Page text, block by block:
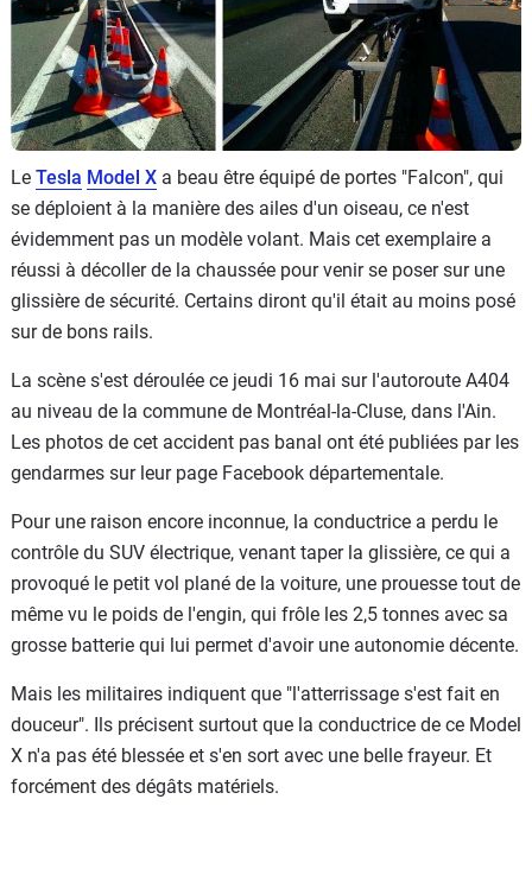
Le Tesla Model X a beau être équipé de portes "Falcon", qui
se déploient à la manière des ailes d'un oiseau, ce n'est
évidemment pas un modèle volant. Mais cet exemplaire a
réussi à décoller de la chaussée pour venir se poser sur une
glissière de sécurité. Certains diront qu'il était au moins posé
sur de bons rails.
La scène s'est déroulée ce jeudi 16 mai sur l'autoroute A404
au niveau de la commune de Montréal-la-Cluse, dans l'Ain.
Les photos de cet accident pas banal ont été publiées par les
gendarmes sur leur page Facebook départementale.
Pour une raison encore inconnue, la conductrice a perdu le
contrôle du SUV électrique, venant taper la glissière, ce qui a
provoqué le petit vol plané de la voiture, une prouesse tout de
même vu le poids de l'engin, qui frôle les 2,5 tonnes avec sa
grosse batterie qui lui permet d'avoir une autonomie décente.
Mais les militaires indiquent que "l'atterrissage s'est fait en
douceur". Ils précisent surtout que la conductrice de ce Model
X n'a pas été blessée et s'en sort avec une belle frayeur. Et
forcément des dégâts matériels.